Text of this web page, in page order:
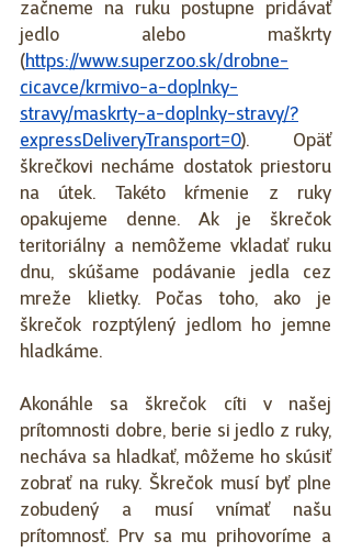
začneme na ruku postupne pridávať
jedlo alebo maškrty
(https://www.superzoo.sk/drobne-
cicavce/krmivo-a-doplnky-
stravy/maskrty-a-doplnky-stravy/?
expressDeliveryTransport=0). Opäť
škrečkovi necháme dostatok priestoru
na útek. Takéto kŕmenie z ruky
opakujeme denne. Ak je škrečok
teritoriálny a nemôžeme vkladať ruku
dnu, skúšame podávanie jedla cez
mreže klietky. Počas toho, ako je
škrečok rozptýlený jedlom ho jemne
hladkáme.
Akonáhle sa škrečok cíti v našej
prítomnosti dobre, berie si jedlo z ruky,
necháva sa hladkať, môžeme ho skúsiť
zobrať na ruky. Škrečok musí byť plne
zobudený a musí vnímať našu
prítomnosť. Prv sa mu prihovoríme a